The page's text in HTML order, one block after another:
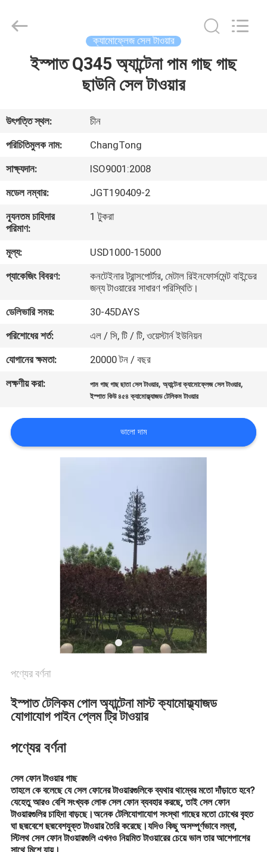
আমাদের
সম্পর্কে
কারখানা
ভ্রমণ
মান
নিয়ন্ত্রণ
যোগাযোগ
করুন
খবর
উদ্ধৃতির
জন্য
PRIVACY
Structure
ক্যামোফ্লেজ সেল টাওয়ার
ইস্পাত Q345 অ্যান্টেনা পাম গাছ গাছ
ছাউনি সেল টাওয়ার
উৎপত্তি স্থল:
চীন
পরিচিতিমুলক নাম:
ChangTong
সাক্ষ্যদান:
ISO9001:2008
মডেল নম্বার:
JGT190409-2
ন্যূনতম চাহিদার
পরিমাণ:
1 টুকরা
মূল্য:
USD1000-15000
প্যাকেজিং বিবরণ:
কনটেইনার ট্রান্সপোর্টার, মেটাল রিইনফোর্সমেন্ট বাইন্ডের
জন্য টাওয়ারের সাধারণ পরিস্থিতি।
ডেলিভারি সময়:
30-45DAYS
পরিশোধের শর্ত:
এল / সি, টি / টি, ওয়েস্টার্ন ইউনিয়ন
যোগানের ক্ষমতা:
20000 টন / বছর
লক্ষণীয় করা:
পাম গাছ গাছ ছাতা সেল টাওয়ার,অ্যান্টেনা ক্যামোফ্লেজ সেল টাওয়ার,
ইস্পাত কিউ ৪৫৪ ক্যামোফ্ল্যাজড টেলিকম টাওয়ার
ভালো দাম
পণ্যের বর্ণনা
ইস্পাত টেলিকম পোল অ্যান্টেনা মাস্ট ক্যামোফ্ল্যাজড
যোগাযোগ পাইন প্লেম ট্রি টাওয়ার
পণ্যের বর্ণনা
সেল ফোন টাওয়ার গাছ
তাহলে কে বলেছে যে সেল ফোনের টাওয়ারগুলিকে ব্যথার থাম্বের মতো দাঁড়াতে হবে?
যেহেতু আরও বেশি সংখ্যক লোক সেল ফোন ব্যবহার করছে, তাই সেল ফোন
টাওয়ারগুলির চাহিদা বাড়ছে।অনেক টেলিযোগাযোগ সংস্থা গাছের মতো চোখের বৃহত
ঘা ছদ্মবেশে ছদ্মবেশযুক্ত টাওয়ার তৈরি করেছে।যদিও কিছু অসম্পূর্ণভাবে লম্বা,
স্টিলথ সেল ফোন টাওয়ারগুলি এখনও নিয়মিত টাওয়ারের চেয়ে ভাল তার আশেপাশের